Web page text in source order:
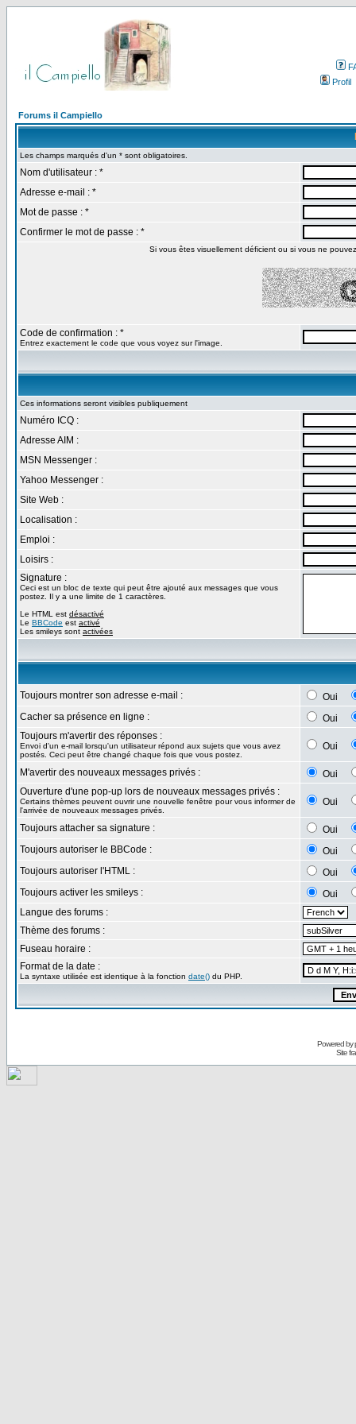
Profil
Forums il Campiello
Les champs marqués d'un * sont obligatoires.
Nom d'utilisateur : *
Adresse e-mail : *
Mot de passe : *
Confirmer le mot de passe : *
Si vous êtes visuellement déficient ou si vous ne
Code de confirmation : *
Entrez exactement le code que vous voyez sur l'image.
Ces informations seront visibles publiquement
Numéro ICQ :
Adresse AIM :
MSN Messenger :
Yahoo Messenger :
Site Web :
Localisation :
Emploi :
Loisirs :
Signature :
Ceci est un bloc de texte qui peut être ajouté aux messages que vous
postez. Il y a une limite de 1 caractères.
Le HTML est désactivé
Le BBCode est activé
Les smileys sont activées
Toujours montrer son adresse e-mail :
Oui
Cacher sa présence en ligne :
Oui
Toujours m'avertir des réponses :
Envoi d'un e-mail lorsqu'un utilisateur répond aux sujets que vous avez
postés. Ceci peut être changé chaque fois que vous postez.
Oui
M'avertir des nouveaux messages privés :
Oui
Ouverture d'une pop-up lors de nouveaux messages privés :
Certains thèmes peuvent ouvrir une nouvelle fenêtre pour vous informer de
l'arrivée de nouveaux messages privés.
Oui
Toujours attacher sa signature :
Oui
Toujours autoriser le BBCode :
Oui
Toujours autoriser l'HTML :
Oui
Toujours activer les smileys :
Oui
Langue des forums :
Thème des forums :
Fuseau horaire :
Format de la date :
La syntaxe utilisée est identique à la fonction date() du PHP.
Powered by
Site